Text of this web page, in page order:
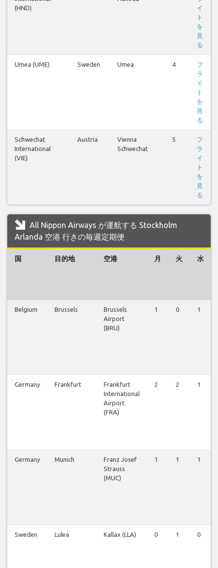
(HND)
イ
ト
を
見
る
Umea (UME) Sweden Umea 4
フ
ラ
イ
ト
を
見
る
Schwechat
International
(VIE)
Austria
Vienna
Schwechat
5
フ
ラ
イ
ト
を
見
る
All Nippon Airways が運航する Stockholm
Arlanda 空港 行きの毎週定期便
国 目的地 空港 月 火 水
Belgium Brussels
Brussels
Airport
(BRU)
1 0 1
Germany Frankfurt
Frankfurt
International
Airport
(FRA)
2 2 1
Germany Munich
Franz Josef
Strauss
(MUC)
1 1 1
Sweden Lulea Kallax (LLA) 0 1 0